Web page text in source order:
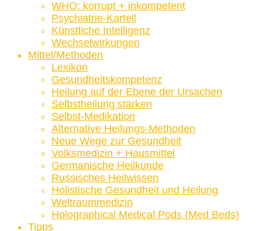
WHO: korrupt + inkompetent
Psychiatrie-Kartell
Künstliche Intelligenz
Wechselwirkungen
Mittel/Methoden
Lexikon
Gesundheitskompetenz
Heilung auf der Ebene der Ursachen
Selbstheilung stärken
Selbst-Medikation
Alternative Heilungs-Methoden
Neue Wege zur Gesundheit
Volksmedizin + Hausmittel
Germanische Heilkunde
Russisches Heilwissen
Holistische Gesundheit und Heilung
Weltraummedizin
Holographical Medical Pods (Med Beds)
Tipps